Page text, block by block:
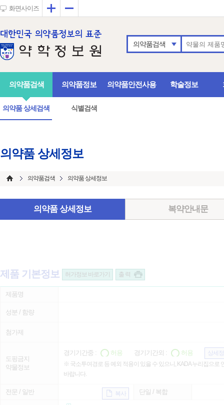
화면사이즈 확대
의약품검색
의약품검색
의약품 상세검색 식별검색
의약품정보 의약품안전사용 학술정보
의약품 상세정보
의약품검색 의약품 상세정보
의약품 상세정보 복약안내문
제품 기본정보 허가정보 바로가기 출 력
제품명
성분 / 함량
첨가제
도핑금지
약물정보
경기기간중 : 허용 경기기간외 : 허용
상세
※ 국소투여경로 등 예외 적용이 있을 수 있으니, KADA 누리집으로
바랍니다.
전문 / 일반 복사 단일 / 복합